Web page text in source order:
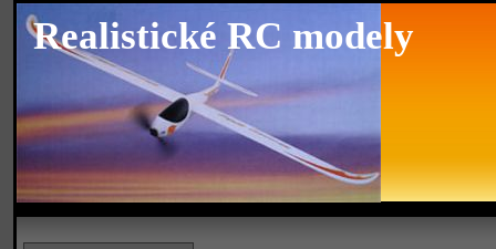
Realistické RC modely